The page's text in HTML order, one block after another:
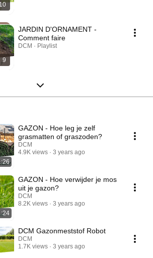
9
JARDIN D'ORNAMENT -
Comment faire
DCM · Playlist
GAZON - Hoe leg je zelf
grasmatten of graszoden?
DCM
4.9K views
3 years ago
GAZON - Hoe verwijder je mos
uit je gazon?
DCM
8.2K views
3 years ago
DCM Gazonmeststof Robot
DCM
1.7K views
3 years ago